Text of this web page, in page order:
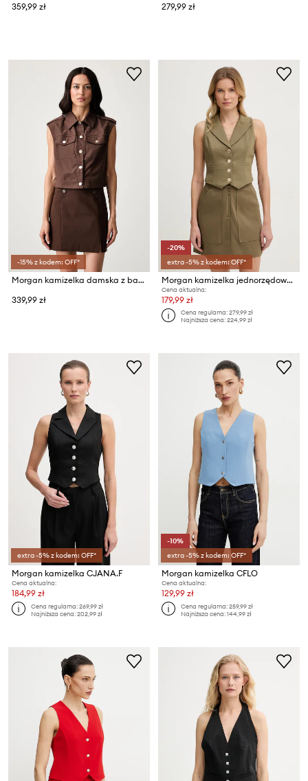
359,99 zł
279,99 zł
-15% z kodem: OFF*
Morgan kamizelka damska z bawełną
339,99 zł
-20%
extra -5% z kodem: OFF*
Morgan kamizelka jednorzędowa damska z bawełną
Cena aktualna:
179,99 zł
Cena regularna:279,99 zł
Najniższa cena:224,99 zł
extra -5% z kodem: OFF*
Morgan kamizelka CJANA.F
Cena aktualna:
184,99 zł
Cena regularna:269,99 zł
Najniższa cena:202,99 zł
-10%
extra -5% z kodem: OFF*
Morgan kamizelka CFLO
Cena aktualna:
129,99 zł
Cena regularna:259,99 zł
Najniższa cena:144,99 zł